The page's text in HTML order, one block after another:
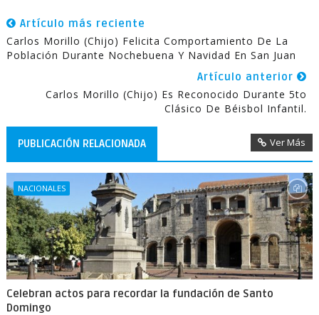
Artículo más reciente
Carlos Morillo (Chijo) Felicita Comportamiento De La
Población Durante Nochebuena Y Navidad En San Juan
Artículo anterior
Carlos Morillo (Chijo) Es Reconocido Durante 5to
Clásico De Béisbol Infantil.
PUBLICACIÓN RELACIONADA Ver Más
NACIONALES
Celebran actos para recordar la fundación de Santo
Domingo